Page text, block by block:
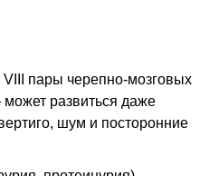
пары черепно-мозговых
развиться даже
шум и посторонние